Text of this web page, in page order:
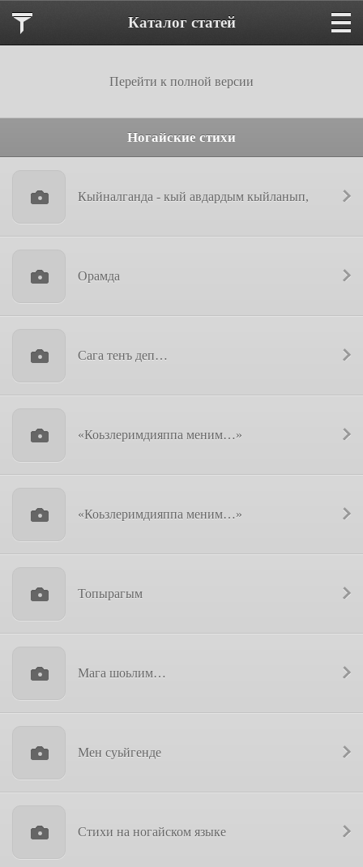
Каталог статей
Перейти к полной версии
Ногайские стихи
Кыйналганда - кый авдардым кыйланып,
Орамда
Сага тенъ деп…
«Коьзлеримдияппа меним…»
«Коьзлеримдияппа меним…»
Топырагым
Мага шоьлим…
Мен суьйгенде
Стихи на ногайском языке